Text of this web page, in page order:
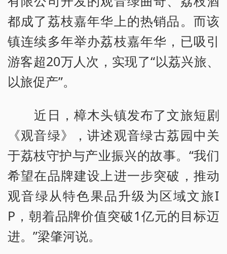
都成了荔枝嘉年华上的热销品。而该
镇连续多年举办荔枝嘉年华，已吸引
游客超20万人次，实现了“以荔兴旅、
以旅促产”。
近日，樟木头镇发布了文旅短剧
《观音绿》，讲述观音绿古荔园中关
于荔枝守护与产业振兴的故事。“我们
希望在品牌建设上进一步突破，推动
观音绿从特色果品升级为区域文旅I
P，朝着品牌价值突破1亿元的目标迈
进。”梁肇河说。